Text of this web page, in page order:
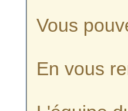
Vous
En vous